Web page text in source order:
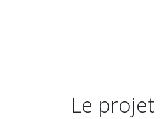
Le projet